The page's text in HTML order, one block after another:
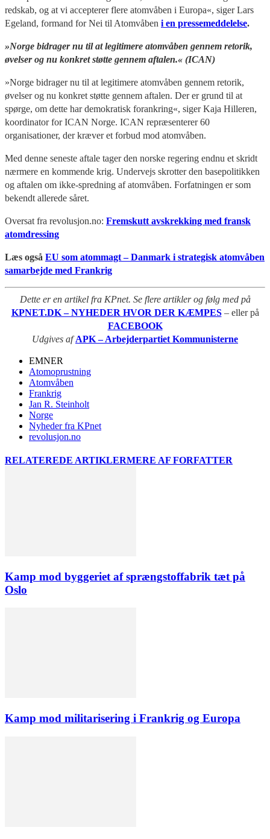
redskab, og at vi accepterer flere atomvåben i Europa«, siger Lars
Egeland, formand for Nei til Atomvåben i en pressemeddelelse.
»Norge bidrager nu til at legitimere atomvåben gennem retorik,
øvelser og nu konkret støtte gennem aftalen.« (ICAN)
»Norge bidrager nu til at legitimere atomvåben gennem retorik,
øvelser og nu konkret støtte gennem aftalen. Der er grund til at
spørge, om dette har demokratisk forankring«, siger Kaja Hilleren,
koordinator for ICAN Norge. ICAN repræsenterer 60
organisationer, der kræver et forbud mod atomvåben.
Med denne seneste aftale tager den norske regering endnu et skridt
nærmere en kommende krig. Undervejs skrotter den basepolitikken
og aftalen om ikke-spredning af atomvåben. Forfatningen er som
bekendt allerede såret.
Oversat fra revolusjon.no: Fremskutt avskrekking med fransk
atomdressing
Læs også EU som atommagt – Danmark i strategisk atomvåben
samarbejde med Frankrig
Dette er en artikel fra KPnet. Se flere artikler og følg med på
KPNET.DK – NYHEDER HVOR DER KÆMPES – eller på
FACEBOOK
Udgives afAPK – Arbejderpartiet Kommunisterne
EMNER
Atomoprustning
Atomvåben
Frankrig
Jan R. Steinholt
Norge
Nyheder fra KPnet
revolusjon.no
RELATEREDE ARTIKLERMERE AF FORFATTER
Kamp mod byggeriet af sprængstoffabrik tæt på
Oslo
Kamp mod militarisering i Frankrig og Europa